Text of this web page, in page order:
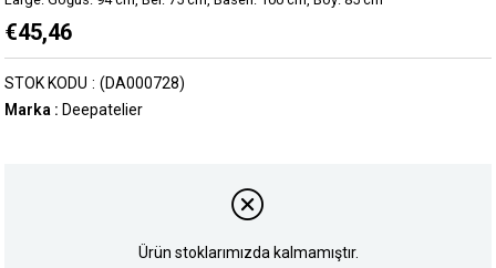
€45,46
(DA000728)
STOK KODU
Marka : Deepatelier
Ürün stoklarımızda kalmamıştır.